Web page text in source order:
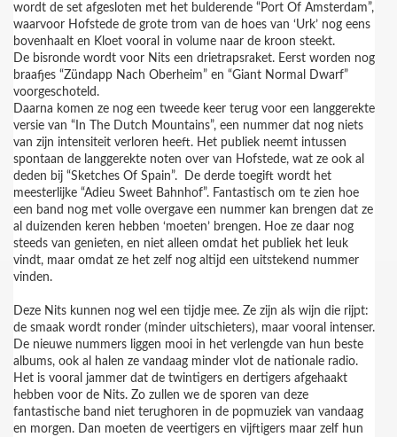
wordt de set afgesloten met het bulderende “Port Of Amsterdam”,
waarvoor Hofstede de grote trom van de hoes van ‘Urk’ nog eens
bovenhaalt en Kloet vooral in volume naar de kroon steekt.
De bisronde wordt voor Nits een drietrapsraket. Eerst worden nog
braafjes “Zündapp Nach Oberheim” en “Giant Normal Dwarf”
voorgeschoteld.
Daarna komen ze nog een tweede keer terug voor een langgerekte
versie van “In The Dutch Mountains”, een nummer dat nog niets
van zijn intensiteit verloren heeft. Het publiek neemt intussen
spontaan de langgerekte noten over van Hofstede, wat ze ook al
deden bij “Sketches Of Spain”. De derde toegift wordt het
meesterlijke “Adieu Sweet Bahnhof”. Fantastisch om te zien hoe
een band nog met volle overgave een nummer kan brengen dat ze
al duizenden keren hebben ‘moeten’ brengen. Hoe ze daar nog
steeds van genieten, en niet alleen omdat het publiek het leuk
vindt, maar omdat ze het zelf nog altijd een uitstekend nummer
vinden.
Deze Nits kunnen nog wel een tijdje mee. Ze zijn als wijn die rijpt:
de smaak wordt ronder (minder uitschieters), maar vooral intenser.
De nieuwe nummers liggen mooi in het verlengde van hun beste
albums, ook al halen ze vandaag minder vlot de nationale radio.
Het is vooral jammer dat de twintigers en dertigers afgehaakt
hebben voor de Nits. Zo zullen we de sporen van deze
fantastische band niet terughoren in de popmuziek van vandaag
en morgen. Dan moeten de veertigers en vijftigers maar zelf hun